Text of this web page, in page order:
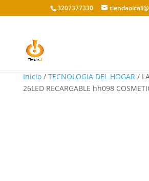
3207377330
Inicio/ TECNOLOGIA DEL HOGAR/
26LED RECARGABLE hh098